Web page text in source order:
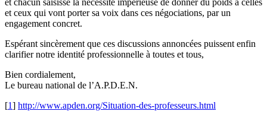
et ceux qui vont porter sa voix dans ces négociations, par un
engagement concret.
Espérant sincèrement que ces discussions annoncées puissent enfin
clarifier notre identité professionnelle à toutes et tous,
Bien cordialement,
Le bureau national de l’A.P.D.E.N.
[1] http://www.apden.org/Situation-des-professeurs.html